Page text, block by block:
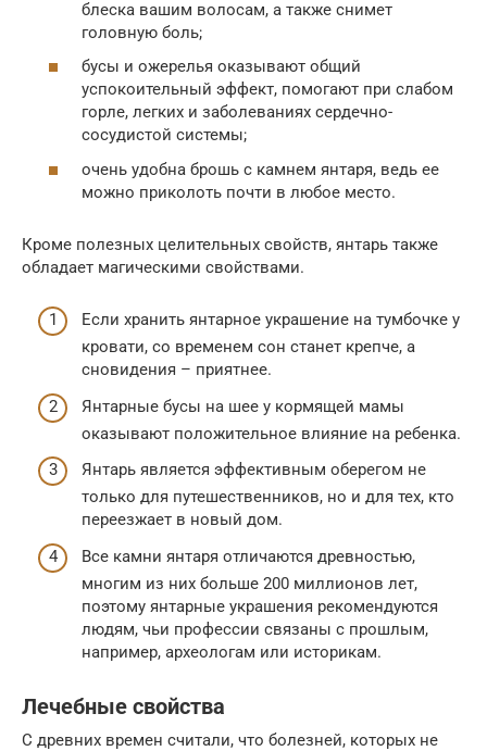
блеска вашим волосам, а также снимет
головную боль;
бусы и ожерелья оказывают общий
успокоительный эффект, помогают при слабом
горле, легких и заболеваниях сердечно-
сосудистой системы;
очень удобна брошь с камнем янтаря, ведь ее
можно приколоть почти в любое место.
Кроме полезных целительных свойств, янтарь также
обладает магическими свойствами.
Если хранить янтарное украшение на тумбочке у
кровати, со временем сон станет крепче, а
сновидения – приятнее.
Янтарные бусы на шее у кормящей мамы
оказывают положительное влияние на ребенка.
Янтарь является эффективным оберегом не
только для путешественников, но и для тех, кто
переезжает в новый дом.
Все камни янтаря отличаются древностью,
многим из них больше 200 миллионов лет,
поэтому янтарные украшения рекомендуются
людям, чьи профессии связаны с прошлым,
например, археологам или историкам.
Лечебные свойства
С древних времен считали, что болезней, которых не